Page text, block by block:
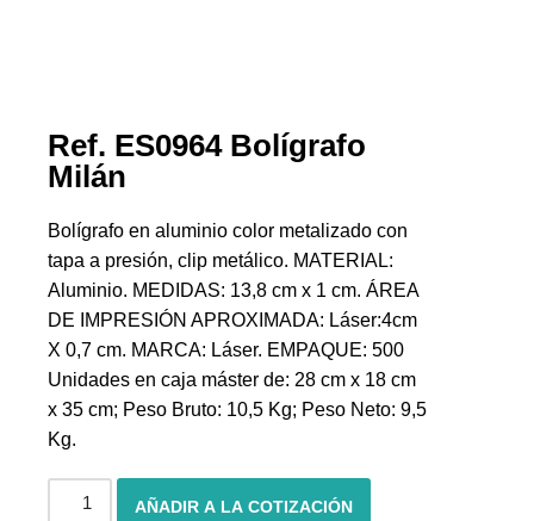
Ref. ES0964 Bolígrafo
Milán
Bolígrafo en aluminio color metalizado con
tapa a presión, clip metálico. MATERIAL:
Aluminio. MEDIDAS: 13,8 cm x 1 cm. ÁREA
DE IMPRESIÓN APROXIMADA: Láser:4cm
X 0,7 cm. MARCA: Láser. EMPAQUE: 500
Unidades en caja máster de: 28 cm x 18 cm
x 35 cm; Peso Bruto: 10,5 Kg; Peso Neto: 9,5
Kg.
AÑADIR A LA COTIZACIÓN